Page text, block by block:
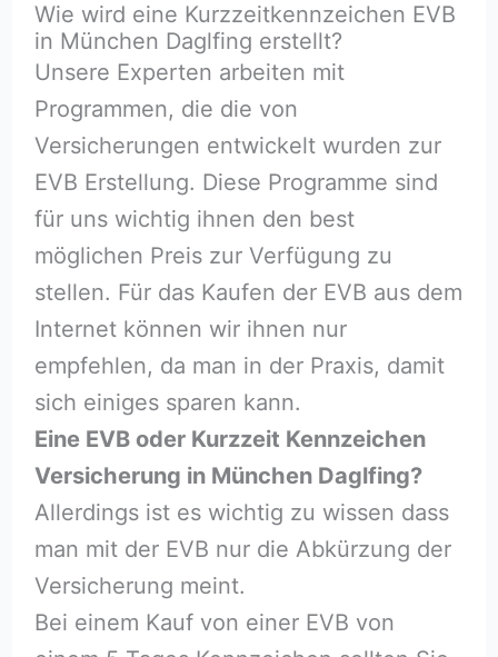
Wie wird eine Kurzzeitkennzeichen EVB
in München Daglfing erstellt?
Unsere Experten arbeiten mit
Programmen, die die von
Versicherungen entwickelt wurden zur
EVB Erstellung. Diese Programme sind
für uns wichtig ihnen den best
möglichen Preis zur Verfügung zu
stellen. Für das Kaufen der EVB aus dem
Internet können wir ihnen nur
empfehlen, da man in der Praxis, damit
sich einiges sparen kann.
Eine EVB oder Kurzzeit Kennzeichen
Versicherung in München Daglfing?
Allerdings ist es wichtig zu wissen dass
man mit der EVB nur die Abkürzung der
Versicherung meint.
Bei einem Kauf von einer EVB von